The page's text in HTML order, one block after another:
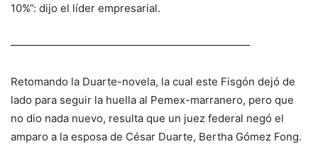
10%”: dijo el líder empresarial.
——————————————————————–
Retomando la Duarte-novela, la cual este Fisgón dejó de
lado para seguir la huella al Pemex-marranero, pero que
no dio nada nuevo, resulta que un juez federal negó el
amparo a la esposa de César Duarte, Bertha Gómez Fong.